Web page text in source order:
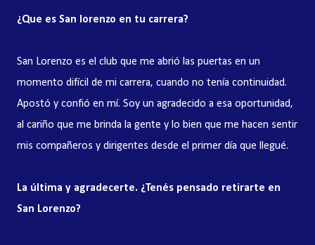
¿Que es San lorenzo en tu carrera?
San Lorenzo es el club que me abrió las puertas en un
momento difícil de mi carrera, cuando no tenía continuidad.
Apostó y confió en mí. Soy un agradecido a esa oportunidad,
al cariño que me brinda la gente y lo bien que me hacen sentir
mis compañeros y dirigentes desde el primer día que llegué.
La última y agradecerte. ¿Tenés pensado retirarte en
San Lorenzo?